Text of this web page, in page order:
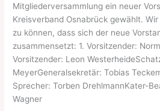
Mitgliederversammlung ein neuer
Kreisverband Osnabrück gewählt.
zu können, dass sich der neue
zusammensetzt: 1. Vorsitzender:
Vorsitzender: Leon
MeyerGeneralsekretär: Tobias
Sprecher: Torben DrehlmannKater-
Wagner